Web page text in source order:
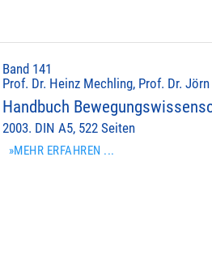
Band 141
Prof. Dr. Heinz Mechling, Prof. Dr.
Handbuch
2003. DIN A5, 522 Seiten
»MEHR ERFAHREN ...